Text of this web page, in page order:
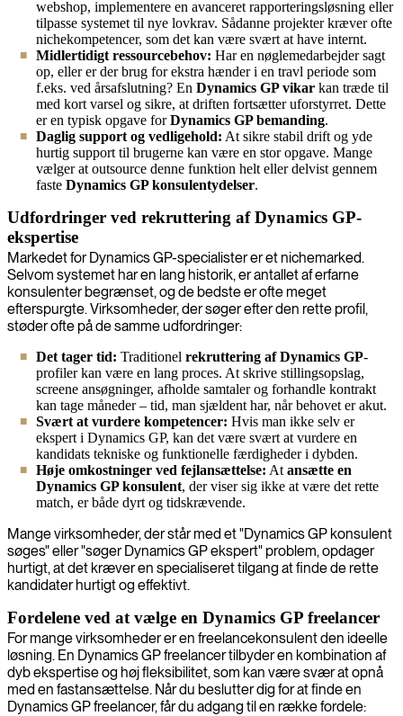
webshop, implementere en avanceret rapporteringsløsning eller
tilpasse systemet til nye lovkrav. Sådanne projekter kræver ofte
nichekompetencer, som det kan være svært at have internt.
Midlertidigt ressourcebehov: Har en nøglemedarbejder sagt
op, eller er der brug for ekstra hænder i en travl periode som
f.eks. ved årsafslutning? En Dynamics GP vikar kan træde til
med kort varsel og sikre, at driften fortsætter uforstyrret. Dette
er en typisk opgave forDynamics GP bemanding.
Daglig support og vedligehold: At sikre stabil drift og yde
hurtig support til brugerne kan være en stor opgave. Mange
vælger at outsource denne funktion helt eller delvist gennem
faste Dynamics GP konsulentydelser.
Udfordringer ved rekruttering af Dynamics GP-
ekspertise
Markedet for Dynamics GP-specialister er et nichemarked.
Selvom systemet har en lang historik, er antallet af erfarne
konsulenter begrænset, og de bedste er ofte meget
efterspurgte. Virksomheder, der søger efter den rette profil,
støder ofte på de samme udfordringer:
Det tager tid: Traditionel rekruttering af Dynamics GP-
profiler kan være en lang proces. At skrive stillingsopslag,
screene ansøgninger, afholde samtaler og forhandle kontrakt
kan tage måneder – tid, man sjældent har, når behovet er akut.
Svært at vurdere kompetencer: Hvis man ikke selv er
ekspert i Dynamics GP, kan det være svært at vurdere en
kandidats tekniske og funktionelle færdigheder i dybden.
Høje omkostninger ved fejlansættelse: At ansætte en
Dynamics GP konsulent, der viser sig ikke at være det rette
match, er både dyrt og tidskrævende.
Mange virksomheder, der står med et "Dynamics GP konsulent
søges" eller "søger Dynamics GP ekspert" problem, opdager
hurtigt, at det kræver en specialiseret tilgang at finde de rette
kandidater hurtigt og effektivt.
Fordelene ved at vælge en Dynamics GP freelancer
For mange virksomheder er en freelancekonsulent den ideelle
løsning. En Dynamics GP freelancer tilbyder en kombination af
dyb ekspertise og høj fleksibilitet, som kan være svær at opnå
med en fastansættelse. Når du beslutter dig for at finde en
Dynamics GP freelancer, får du adgang til en række fordele: